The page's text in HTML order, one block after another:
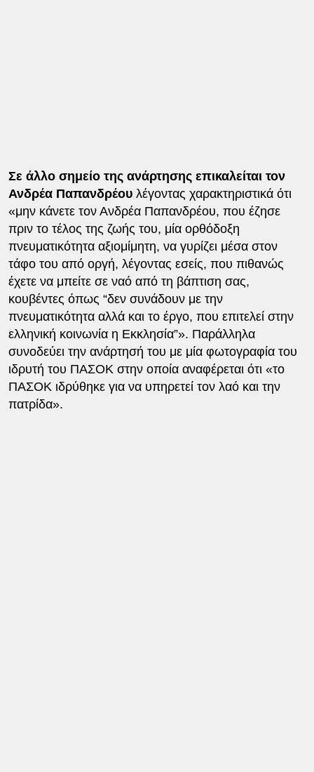
Σε άλλο σημείο της ανάρτησης επικαλείται τον
Ανδρέα Παπανδρέουλέγοντας χαρακτηριστικά ότι
«μην κάνετε τον Ανδρέα Παπανδρέου, που έζησε
πριν το τέλος της ζωής του, μία ορθόδοξη
πνευματικότητα αξιομίμητη, να γυρίζει μέσα στον
τάφο του από οργή, λέγοντας εσείς, που πιθανώς
έχετε να μπείτε σε ναό από τη βάπτιση σας,
κουβέντες όπως “δεν συνάδουν με την
πνευματικότητα αλλά και το έργο, που επιτελεί στην
ελληνική κοινωνία η Εκκλησία”». Παράλληλα
συνοδεύει την ανάρτησή του με μία φωτογραφία του
ιδρυτή του ΠΑΣΟΚ στην οποία αναφέρεται ότι «το
ΠΑΣΟΚ ιδρύθηκε για να υπηρετεί τον λαό και την
πατρίδα».